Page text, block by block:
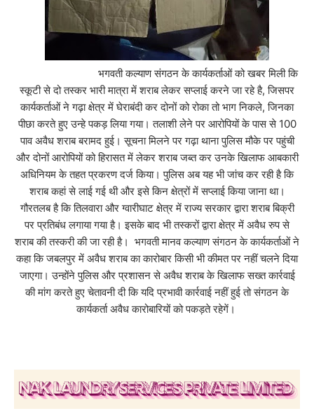
भगवती कल्याण संगठन के कार्यकर्ताओं को खबर मिली कि
स्कूटी से दो तस्कर भारी मात्रा में शराब लेकर सप्लाई करने जा रहे है, जिसपर
कार्यकर्ताओं ने गढ़ा क्षेत्र में घेराबंदी कर दोनों को रोका तो भाग निकले, जिनका
पीछा करते हुए उन्हे पकड़ लिया गया। तलाशी लेने पर आरोपियों के पास से 100
पाव अवैध शराब बरामद हुई। सूचना मिलने पर गढ़ा थाना पुलिस मौके पर पहुंची
और दोनों आरोपियों को हिरासत में लेकर शराब जब्त कर उनके खिलाफ आबकारी
अधिनियम के तहत प्रकरण दर्ज किया। पुलिस अब यह भी जांच कर रही है कि
शराब कहां से लाई गई थी और इसे किन क्षेत्रों में सप्लाई किया जाना था।
गौरतलब है कि तिलवारा और ग्वारीघाट क्षेत्र में राज्य सरकार द्वारा शराब बिक्री
पर प्रतिबंध लगाया गया है। इसके बाद भी तस्करों द्वारा क्षेत्र में अवैध रुप से
शराब की तस्करी की जा रही है। भगवती मानव कल्याण संगठन के कार्यकर्ताओं ने
कहा कि जबलपुर में अवैध शराब का कारोबार किसी भी कीमत पर नहीं चलने दिया
जाएगा। उन्होंने पुलिस और प्रशासन से अवैध शराब के खिलाफ सख्त कार्रवाई
की मांग करते हुए चेतावनी दी कि यदि प्रभावी कार्रवाई नहीं हुई तो संगठन के
कार्यकर्ता अवैध कारोबारियों को पकड़ते रहेगें।